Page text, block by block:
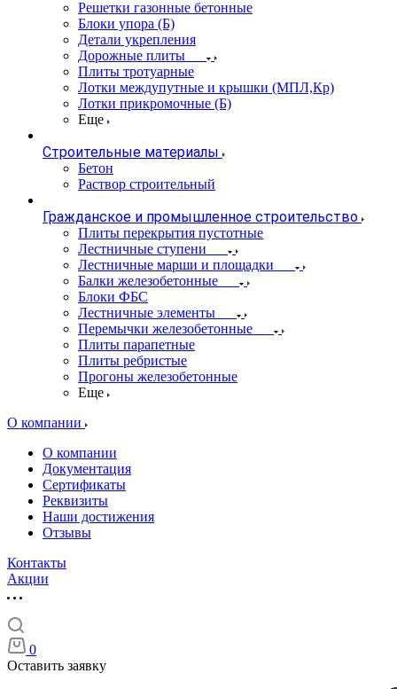
Решетки газонные бетонные
Блоки упора (Б)
Детали укрепления
Дорожные плиты
Плиты тротуарные
Лотки междупутные и крышки (МПЛ,Кр)
Лотки прикромочные (Б)
Еще
Строительные материалы
Бетон
Раствор строительный
Гражданское и промышленное строительство
Плиты перекрытия пустотные
Лестничные ступени
Лестничные марши и площадки
Балки железобетонные
Блоки ФБС
Лестничные элементы
Перемычки железобетонные
Плиты парапетные
Плиты ребристые
Прогоны железобетонные
Еще
О компании
О компании
Документация
Сертификаты
Реквизиты
Наши достижения
Отзывы
Контакты
Акции
0
Оставить заявку